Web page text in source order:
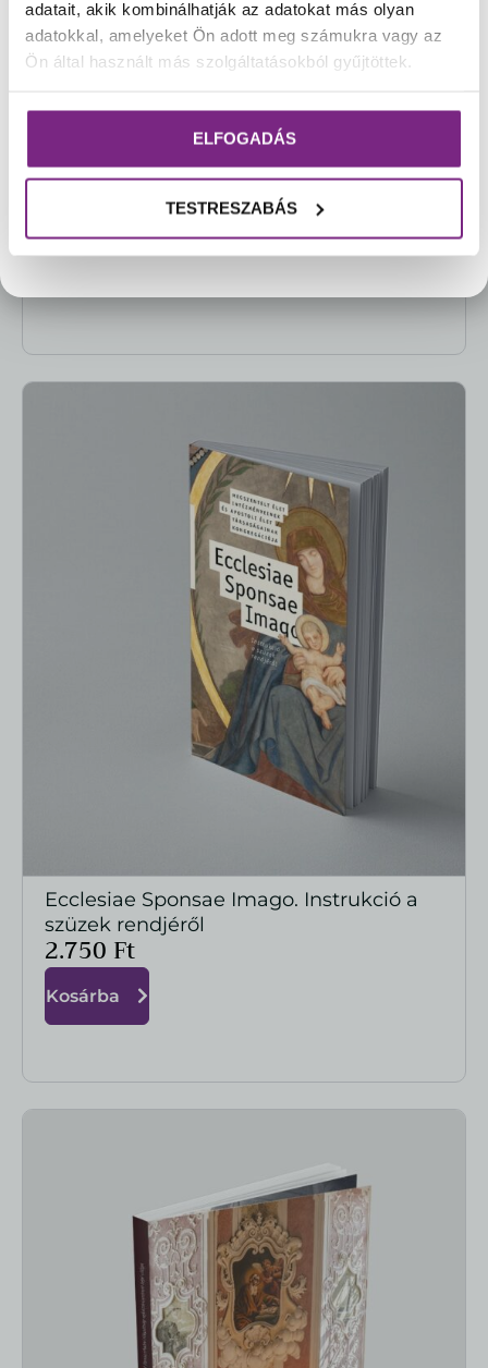
adatait, akik kombinálhatják az adatokat más olyan
adatokkal, amelyeket Ön adott meg számukra vagy az
Ön által használt más szolgáltatásokból gyűjtöttek.
ELFOGADÁS
TESTRESZABÁS
MEGTEKINTÉS
Ecclesiae Sponsae Imago. Instrukció a
szüzek rendjéről
2.750 Ft
Kosárba
tőlünk megszokott minőségben jussanak el
Önökhöz.
biztonságos szállítást, csokoládéink újra
rendelhetővé válnak.
Köszönjük megértésüket és türelmüket!☀️
Pannonhalmi Főapátság Webshop csapata